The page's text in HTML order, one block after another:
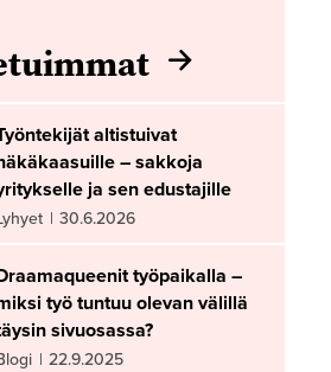
altistuivat
– sakkoja
ja sen edustajille
| 30.6.2026
työpaikalla –
työ tuntuu olevan välillä
sivuosassa?
| 22.9.2025